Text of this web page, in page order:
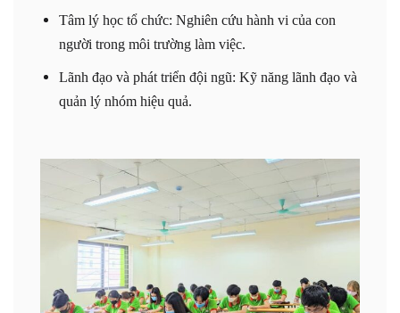
Tâm lý học tổ chức: Nghiên cứu hành vi của con
người trong môi trường làm việc.
Lãnh đạo và phát triển đội ngũ: Kỹ năng lãnh đạo và
quản lý nhóm hiệu quả.